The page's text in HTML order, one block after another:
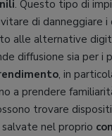
. Questo tipo di
di danneggiare
alle alternative
diffusione sia per
, in
a prendere
trovare
salvate nel proprio